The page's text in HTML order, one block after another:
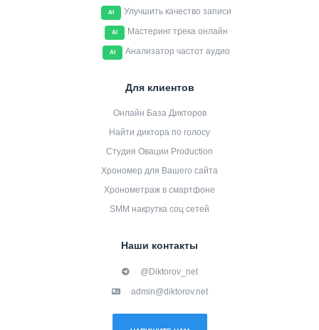
AI Улучшить качество записи
AI Мастеринг трека онлайн
AI Анализатор частот аудио
Для клиентов
Онлайн База Дикторов
Найти диктора по голосу
Студия Овации Production
Хрономер для Вашего сайта
Хронометраж в смартфоне
SMM накрутка соц сетей
Наши контакты
@Diktorov_net
admin@diktorov.net